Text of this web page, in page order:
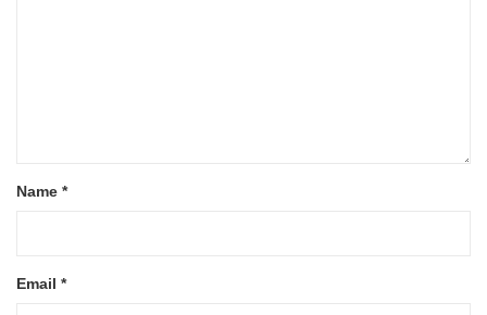
Name *
Email *